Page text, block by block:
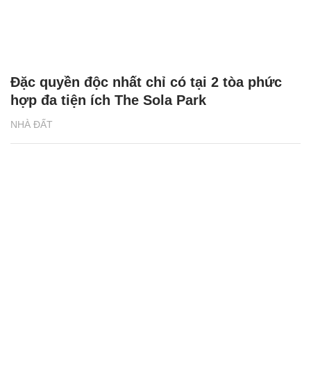
NHÀ ĐẤT
Đặc quyền độc nhất chỉ có tại 2 tòa phức
hợp đa tiện ích The Sola Park